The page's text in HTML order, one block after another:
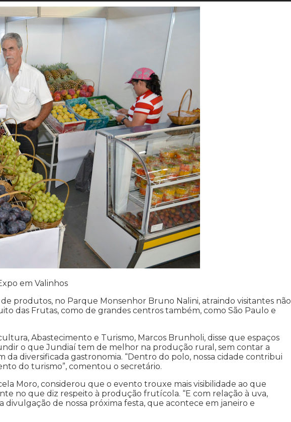
em Valinhos
produtos, no Parque Monsenhor Bruno Nalini, atraindo visitantes não
das Frutas, como de grandes centros também, como São Paulo e
Abastecimento e Turismo, Marcos Brunholi, disse que espaços
o que Jundiaí tem de melhor na produção rural, sem contar a
da diversificada gastronomia. “Dentro do polo, nossa cidade contribui
do turismo”, comentou o secretário.
Moro, considerou que o evento trouxe mais visibilidade ao que
no que diz respeito à produção frutícola. “E com relação à uva,
divulgação de nossa próxima festa, que acontece em janeiro e